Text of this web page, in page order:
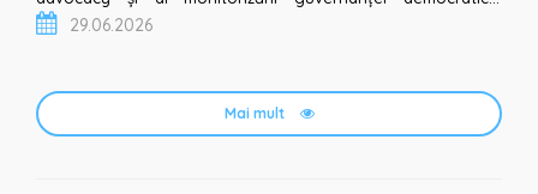
Concursul se desfășoară în contextul procesului de aderare...
29.06.2026
Mai mult